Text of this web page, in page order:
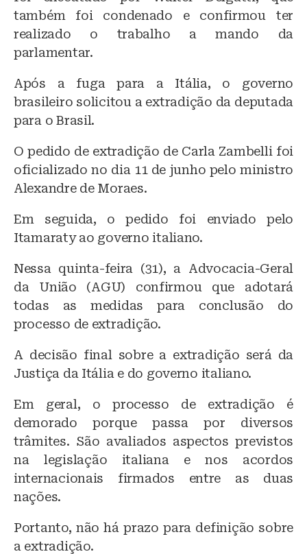
também foi condenado e confirmou ter
realizado o trabalho a mando da
parlamentar.
Após a fuga para a Itália, o governo
brasileiro solicitou a extradição da deputada
para o Brasil.
O pedido de extradição de Carla Zambelli foi
oficializado no dia 11 de junho pelo ministro
Alexandre de Moraes.
Em seguida, o pedido foi enviado pelo
Itamaraty ao governo italiano.
Nessa quinta-feira (31), a Advocacia-Geral
da União (AGU) confirmou que adotará
todas as medidas para conclusão do
processo de extradição.
A decisão final sobre a extradição será da
Justiça da Itália e do governo italiano.
Em geral, o processo de extradição é
demorado porque passa por diversos
trâmites. São avaliados aspectos previstos
na legislação italiana e nos acordos
internacionais firmados entre as duas
nações.
Portanto, não há prazo para definição sobre
a extradição.